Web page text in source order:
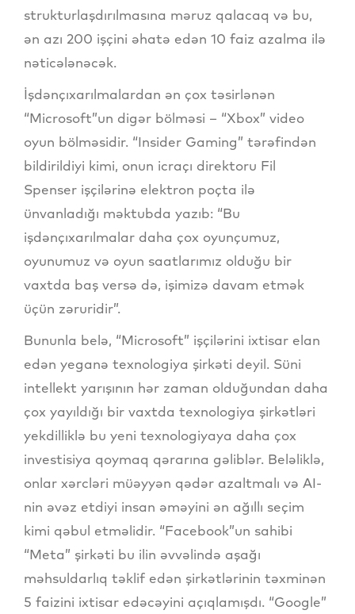
strukturlaşdırılmasına məruz qalacaq və bu,
ən azı 200 işçini əhatə edən 10 faiz azalma ilə
nəticələnəcək.
İşdənçıxarılmalardan ən çox təsirlənən
“Microsoft”un digər bölməsi – “Xbox” video
oyun bölməsidir. “Insider Gaming” tərəfindən
bildirildiyi kimi, onun icraçı direktoru Fil
Spenser işçilərinə elektron poçta ilə
ünvanladığı məktubda yazıb: “Bu
işdənçıxarılmalar daha çox oyunçumuz,
oyunumuz və oyun saatlarımız olduğu bir
vaxtda baş versə də, işimizə davam etmək
üçün zəruridir”.
Bununla belə, “Microsoft” işçilərini ixtisar elan
edən yeganə texnologiya şirkəti deyil. Süni
intellekt yarışının hər zaman olduğundan daha
çox yayıldığı bir vaxtda texnologiya şirkətləri
yekdilliklə bu yeni texnologiyaya daha çox
investisiya qoymaq qərarına gəliblər. Beləliklə,
onlar xərcləri müəyyən qədər azaltmalı və AI-
nin əvəz etdiyi insan əməyini ən ağıllı seçim
kimi qəbul etməlidir. “Facebook”un sahibi
“Meta” şirkəti bu ilin əvvəlində aşağı
məhsuldarlıq təklif edən şirkətlərinin təxminən
5 faizini ixtisar edəcəyini açıqlamışdı. “Google”